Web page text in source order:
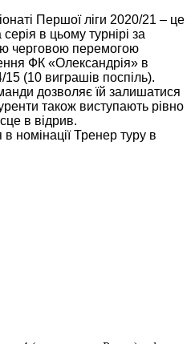
Першої ліги 2020/21 – це
в цьому турнірі за
черговою перемогою
ФК «Олександрія» в
15 (10 виграшів поспіль).
дозволяє їй залишатися
також виступають рівно
в відрив.
номінації Тренер туру в